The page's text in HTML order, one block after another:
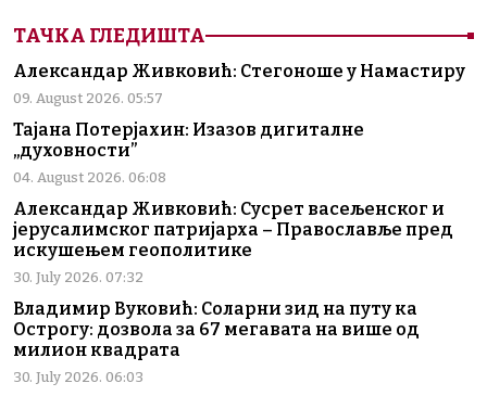
ТАЧКА ГЛЕДИШТА
Александар Живковић: Стегоноше у Намастиру
09. August 2026. 05:57
Тајана Потерјахин: Изазов дигиталне
„духовности”
04. August 2026. 06:08
Александар Живковић: Сусрет васељенског и
јерусалимског патријарха – Православље пред
искушењем геополитике
30. July 2026. 07:32
Владимир Вуковић: Соларни зид на путу ка
Острогу: дозвола за 67 мегавата на више од
милион квадрата
30. July 2026. 06:03